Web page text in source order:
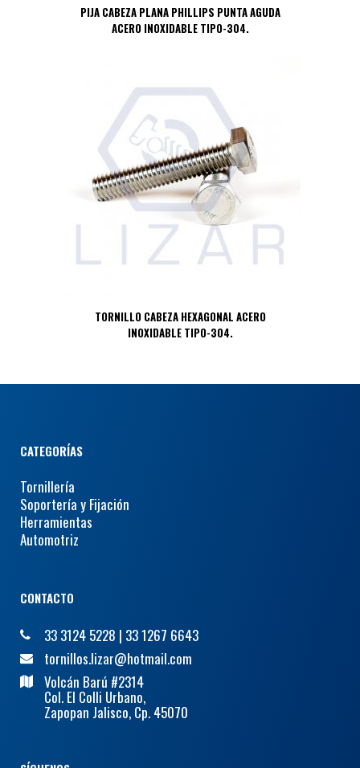
PIJA CABEZA PLANA PHILLIPS PUNTA AGUDA
ACERO INOXIDABLE TIPO-304.
TORNILLO CABEZA HEXAGONAL ACERO
INOXIDABLE TIPO-304.
CATEGORÍAS
Tornillería
Soportería y Fijación
Herramientas
Automotriz
CONTACTO
33 3124 5228 | 33 1267 6643
tornillos.lizar@hotmail.com
Volcán Barú #2314
Col. El Colli Urbano,
Zapopan Jalisco, Cp. 45070